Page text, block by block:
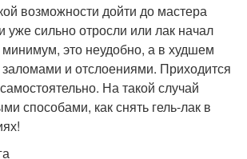
возможности дойти до мастера
уже сильно отросли или лак начал
минимум, это неудобно, а в худшем
заломами и отслоениями. Приходится
На такой случай
способами, как снять гель-лак в